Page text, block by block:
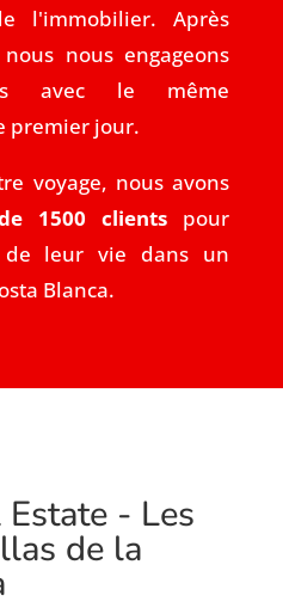
l'immobilier. Après
nous engageons
avec le même
premier jour.
voyage, nous avons
1500 clients pour
leur vie dans un
Blanca.
- Les
de la